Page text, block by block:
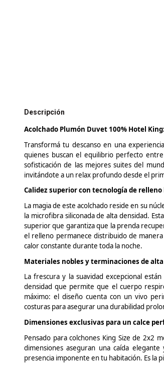
Descripción
Acolchado Plumón Duvet 100% Hotel
Transformá tu descanso en una
quienes buscan el equilibrio perfecto
sofisticación de las mejores suites del
invitándote a un relax profundo desde el
Calidez superior con tecnología de
La magia de este acolchado reside en su
la microfibra siliconada de alta densidad.
superior que garantiza que la prenda
el relleno permanece distribuido de
calor constante durante toda la noche.
Materiales nobles y terminaciones de
La frescura y la suavidad excepcional
densidad que permite que el cuerpo
máximo: el diseño cuenta con un vivo
costuras para asegurar una durabilidad
Dimensiones exclusivas para un calce
Pensado para colchones King Size de 2x2
dimensiones aseguran una caída
presencia imponente en tu habitación. Es la